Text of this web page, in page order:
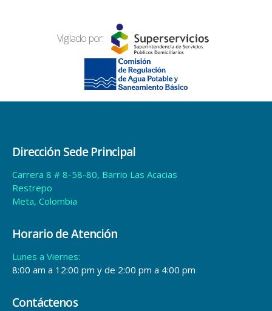
Vigilado por:
Dirección Sede Principal
Carrera 8 # 8-58-80, Barrio Las Acacias
Restrepo
Meta, Colombia
Horario de Atención
Lunes a Viernes:
8:00 am a 12:00 pm y de 2:00 pm a 4:00 pm
Contáctenos